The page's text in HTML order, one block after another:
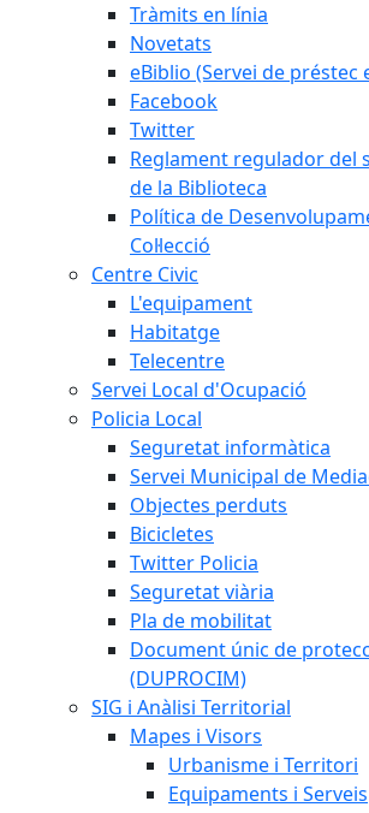
Tràmits en línia
Novetats
eBiblio (Servei de préstec
Facebook
Twitter
Reglament regulador del
de la Biblioteca
Política de
Col·lecció
Centre Civic
L'equipament
Habitatge
Telecentre
Servei Local d'Ocupació
Policia Local
Seguretat informàtica
Servei Municipal de
Objectes perduts
Bicicletes
Twitter Policia
Seguretat viària
Pla de mobilitat
Document únic de
(DUPROCIM)
SIG i Anàlisi Territorial
Mapes i Visors
Urbanisme i Territori
Equipaments i Serveis